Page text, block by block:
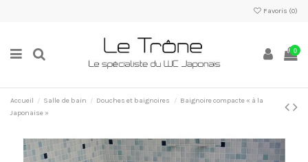
Favoris (0)
0
Accueil Salle de bain Douches et baignoires
Baignoire compacte « à la
Japonaise »